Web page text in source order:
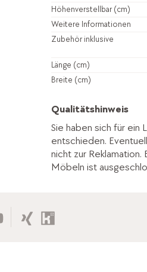
Höhenverstellbar (cm)
Weitere Informationen
Zubehör inklusive
Länge (cm)
Breite (cm)
Qualitätshinweis
Sie haben sich für ein
entschieden.
nicht zur
Möbeln ist